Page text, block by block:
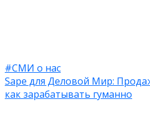
#СМИ о нас
Sape для Деловой Мир:
как зарабатывать гуманно